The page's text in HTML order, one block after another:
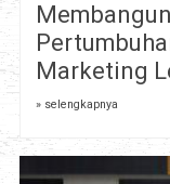
Marketing
» selengkapnya